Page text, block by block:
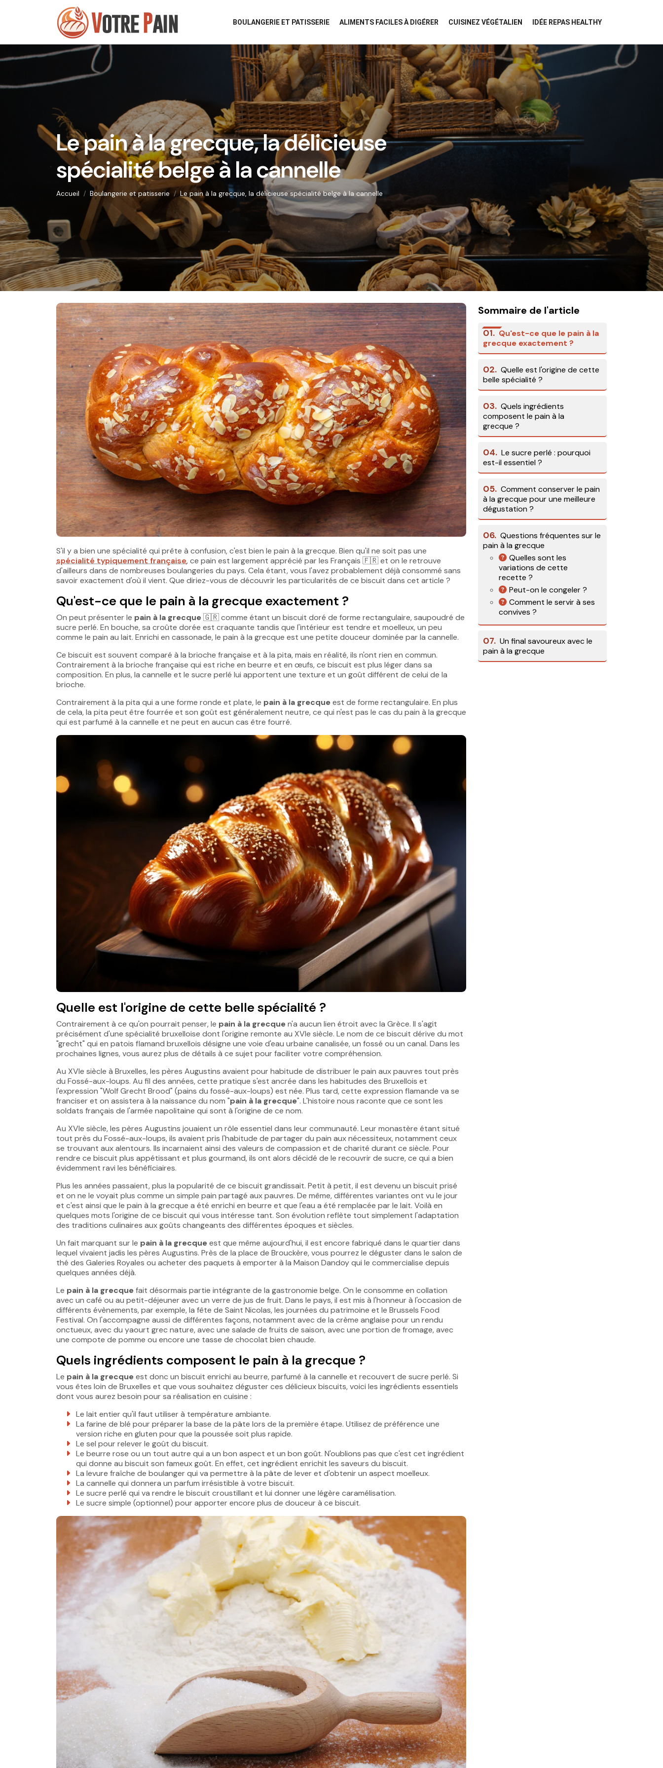
BOULANGERIE ET PATISSERIE ALIMENTS FACILES À DIGÉRER CUISINEZ VÉGÉTALIEN IDÉE REPAS HEALTHY
Le pain à la grecque, la délicieuse
spécialité belge à la cannelle
Accueil Boulangerie et patisserie Le pain à la grecque, la délicieuse spécialité belge à la cannelle
S'il y a bien une spécialité qui prête à confusion, c'est bien le pain à la grecque. Bien qu'il ne soit pas une
spécialité typiquement française, ce pain est largement apprécié par les Français 🇫🇷et on le retrouve
d'ailleurs dans de nombreuses boulangeries du pays. Cela étant, vous l'avez probablement déjà consommé sans
savoir exactement d'où il vient. Que diriez-vous de découvrir les particularités de ce biscuit dans cet article ?
Qu'est-ce que le pain à la grecque exactement ?
On peut présenter le pain à la grecque🇬🇷comme étant un biscuit doré de forme rectangulaire, saupoudré de
sucre perlé. En bouche, sa croûte dorée est craquante tandis que l'intérieur est tendre et moelleux, un peu
comme le pain au lait. Enrichi en cassonade, le pain à la grecque est une petite douceur dominée par la cannelle.
Ce biscuit est souvent comparé à la brioche française et à la pita, mais en réalité, ils n'ont rien en commun.
Contrairement à la brioche française qui est riche en beurre et en œufs, ce biscuit est plus léger dans sa
composition. En plus, la cannelle et le sucre perlé lui apportent une texture et un goût différent de celui de la
brioche.
Contrairement à la pita qui a une forme ronde et plate, le pain à la grecqueest de forme rectangulaire. En plus
de cela, la pita peut être fourrée et son goût est généralement neutre, ce qui n'est pas le cas du pain à la grecque
qui est parfumé à la cannelle et ne peut en aucun cas être fourré.
Quelle est l'origine de cette belle spécialité ?
Contrairement à ce qu'on pourrait penser, le pain à la grecquen'a aucun lien étroit avec la Grèce. Il s'agit
précisément d'une spécialité bruxelloise dont l'origine remonte au XVIe siècle. Le nom de ce biscuit dérive du mot
"grecht" qui en patois flamand bruxellois désigne une voie d'eau urbaine canalisée, un fossé ou un canal. Dans les
prochaines lignes, vous aurez plus de détails à ce sujet pour faciliter votre compréhension.
Au XVIe siècle à Bruxelles, les pères Augustins avaient pour habitude de distribuer le pain aux pauvres tout près
du Fossé-aux-loups. Au fil des années, cette pratique s'est ancrée dans les habitudes des Bruxellois et
l'expression "Wolf Grecht Brood" (pains du fossé-aux-loups) est née. Plus tard, cette expression flamande va se
franciser et on assistera à la naissance du nom "pain à la grecque". L'histoire nous raconte que ce sont les
soldats français de l'armée napolitaine qui sont à l'origine de ce nom.
Au XVIe siècle, les pères Augustins jouaient un rôle essentiel dans leur communauté. Leur monastère étant situé
tout près du Fossé-aux-loups, ils avaient pris l'habitude de partager du pain aux nécessiteux, notamment ceux
se trouvant aux alentours. Ils incarnaient ainsi des valeurs de compassion et de charité durant ce siècle. Pour
rendre ce biscuit plus appétissant et plus gourmand, ils ont alors décidé de le recouvrir de sucre, ce qui a bien
évidemment ravi les bénéficiaires.
Plus les années passaient, plus la popularité de ce biscuit grandissait. Petit à petit, il est devenu un biscuit prisé
et on ne le voyait plus comme un simple pain partagé aux pauvres. De même, différentes variantes ont vu le jour
et c'est ainsi que le pain à la grecque a été enrichi en beurre et que l'eau a été remplacée par le lait. Voilà en
quelques mots l'origine de ce biscuit qui vous intéresse tant. Son évolution reflète tout simplement l'adaptation
des traditions culinaires aux goûts changeants des différentes époques et siècles.
Un fait marquant sur le pain à la grecqueest que même aujourd'hui, il est encore fabriqué dans le quartier dans
lequel vivaient jadis les pères Augustins. Près de la place de Brouckère, vous pourrez le déguster dans le salon de
thé des Galeries Royales ou acheter des paquets à emporter à la Maison Dandoy qui le commercialise depuis
quelques années déjà.
Le pain à la grecquefait désormais partie intégrante de la gastronomie belge. On le consomme en collation
avec un café ou au petit-déjeuner avec un verre de jus de fruit. Dans le pays, il est mis à l'honneur à l'occasion de
différents évènements, par exemple, la fête de Saint Nicolas, les journées du patrimoine et le Brussels Food
Festival. On l'accompagne aussi de différentes façons, notamment avec de la crème anglaise pour un rendu
onctueux, avec du yaourt grec nature, avec une salade de fruits de saison, avec une portion de fromage, avec
une compote de pomme ou encore une tasse de chocolat bien chaude.
Quels ingrédients composent le pain à la grecque ?
Le pain à la grecqueest donc un biscuit enrichi au beurre, parfumé à la cannelle et recouvert de sucre perlé. Si
vous êtes loin de Bruxelles et que vous souhaitez déguster ces délicieux biscuits, voici les ingrédients essentiels
dont vous aurez besoin pour sa réalisation en cuisine :
Le lait entier qu'il faut utiliser à température ambiante.
La farine de blé pour préparer la base de la pâte lors de la première étape. Utilisez de préférence une
version riche en gluten pour que la poussée soit plus rapide.
Le sel pour relever le goût du biscuit.
Le beurre rose ou un tout autre qui a un bon aspect et un bon goût. N'oublions pas que c'est cet ingrédient
qui donne au biscuit son fameux goût. En effet, cet ingrédient enrichit les saveurs du biscuit.
La levure fraîche de boulanger qui va permettre à la pâte de lever et d'obtenir un aspect moelleux.
La cannelle qui donnera un parfum irrésistible à votre biscuit.
Le sucre perlé qui va rendre le biscuit croustillant et lui donner une légère caramélisation.
Le sucre simple (optionnel) pour apporter encore plus de douceur à ce biscuit.
Sommaire de l'article
01. Qu'est-ce que le pain à la
grecque exactement ?
02. Quelle est l'origine de cette
belle spécialité ?
03. Quels ingrédients
composent le pain à la
grecque ?
04. Le sucre perlé : pourquoi
est-il essentiel ?
05. Comment conserver le pain
à la grecque pour une meilleure
dégustation ?
06. Questions fréquentes sur le
pain à la grecque
Quelles sont les
variations de cette
recette ?
Peut-on le congeler ?
Comment le servir à ses
convives ?
07. Un final savoureux avec le
pain à la grecque